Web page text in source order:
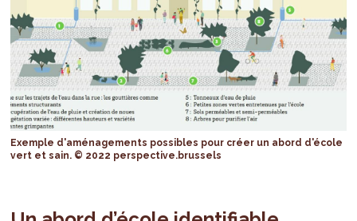
Exemple d'aménagements possibles pour créer un abord d'école
vert et sain. © 2022 perspective.brussels